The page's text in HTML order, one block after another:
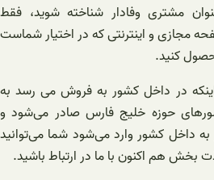
مشتری وفادار شناخته شوید، فقط
مجازی و اینترنتی که در اختیار شماست
کنید.
در داخل کشور به فروش می رسد به
حوزه خلیج فارس صادر می‌شود و
به داخل کشور وارد می‌شود شما می‌توانید
بخش هم اکنون با ما در ارتباط باشید.